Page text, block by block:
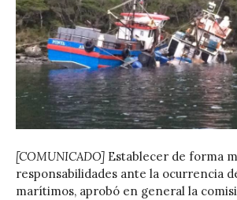
[COMUNICADO] Establecer de forma
responsabilidades ante la ocurrencia
marítimos, aprobó en general la